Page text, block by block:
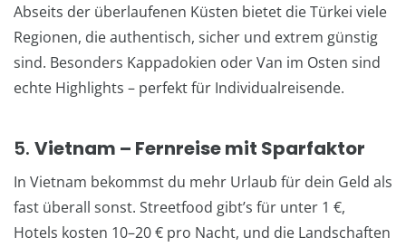
Abseits der überlaufenen Küsten bietet die Türkei viele
Regionen, die authentisch, sicher und extrem günstig
sind. Besonders Kappadokien oder Van im Osten sind
echte Highlights – perfekt für Individualreisende.
5. Vietnam – Fernreise mit Sparfaktor
In Vietnam bekommst du mehr Urlaub für dein Geld als
fast überall sonst. Streetfood gibt’s für unter 1 €,
Hotels kosten 10–20 € pro Nacht, und die Landschaften